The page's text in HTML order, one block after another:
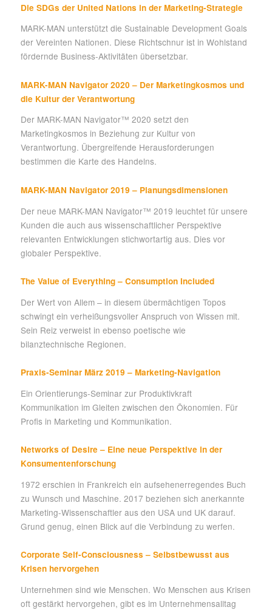
Die SDGs der United Nations in der Marketing-Strategie
MARK-MAN unterstützt die Sustainable Development Goals
der Vereinten Nationen. Diese Richtschnur ist in Wohlstand
fördernde Business-Aktivitäten übersetzbar.
MARK-MAN Navigator 2020 – Der Marketingkosmos und
die Kultur der Verantwortung
Der MARK-MAN Navigator™ 2020 setzt den
Marketingkosmos in Beziehung zur Kultur von
Verantwortung. Übergreifende Herausforderungen
bestimmen die Karte des Handelns.
MARK-MAN Navigator 2019 – Planungsdimensionen
Der neue MARK-MAN Navigator™ 2019 leuchtet für unsere
Kunden die auch aus wissenschaftlicher Perspektive
relevanten Entwicklungen stichwortartig aus. Dies vor
globaler Perspektive.
The Value of Everything – Consumption Included
Der Wert von Allem – in diesem übermächtigen Topos
schwingt ein verheißungsvoller Anspruch von Wissen mit.
Sein Reiz verweist in ebenso poetische wie
bilanztechnische Regionen.
Praxis-Seminar März 2019 – Marketing-Navigation
Ein Orientierungs-Seminar zur Produktivkraft
Kommunikation im Gleiten zwischen den Ökonomien. Für
Profis in Marketing und Kommunikation.
Networks of Desire – Eine neue Perspektive in der
Konsumentenforschung
1972 erschien in Frankreich ein aufsehenerregendes Buch
zu Wunsch und Maschine. 2017 beziehen sich anerkannte
Marketing-Wissenschaftler aus den USA und UK darauf.
Grund genug, einen Blick auf die Verbindung zu werfen.
Corporate Self-Consciousness – Selbstbewusst aus
Krisen hervorgehen
Unternehmen sind wie Menschen. Wo Menschen aus Krisen
oft gestärkt hervorgehen, gibt es im Unternehmensalltag